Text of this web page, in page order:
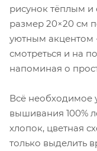
рисунок тёплым и
размер 20×20 см
уютным акцентом
смотреться и на
напоминая о
Всё необходимое
вышивания 100%
хлопок, цветная
только выделить